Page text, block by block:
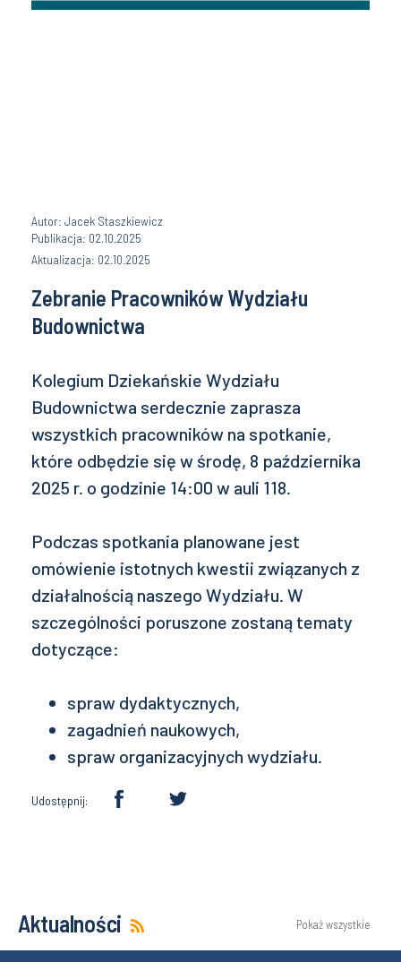
Autor: Jacek Staszkiewicz
Publikacja: 02.10.2025
Aktualizacja: 02.10.2025
Zebranie Pracowników Wydziału
Budownictwa
Kolegium Dziekańskie Wydziału
Budownictwa serdecznie zaprasza
wszystkich pracowników na spotkanie,
które odbędzie się w środę, 8 października
2025 r. o godzinie 14:00 w auli 118.
Podczas spotkania planowane jest
omówienie istotnych kwestii związanych z
działalnością naszego Wydziału. W
szczególności poruszone zostaną tematy
dotyczące:
spraw dydaktycznych,
zagadnień naukowych,
spraw organizacyjnych wydziału.
Udostępnij:
Aktualności Pokaż wszystkie